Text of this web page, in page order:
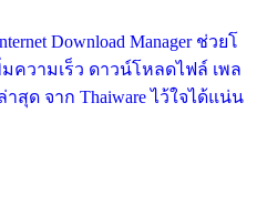
Download Manager ช่วยโ
ความเร็ว ดาวน์โหลดไฟล์ เพล
สุด จาก Thaiware ไว้ใจได้แน่น